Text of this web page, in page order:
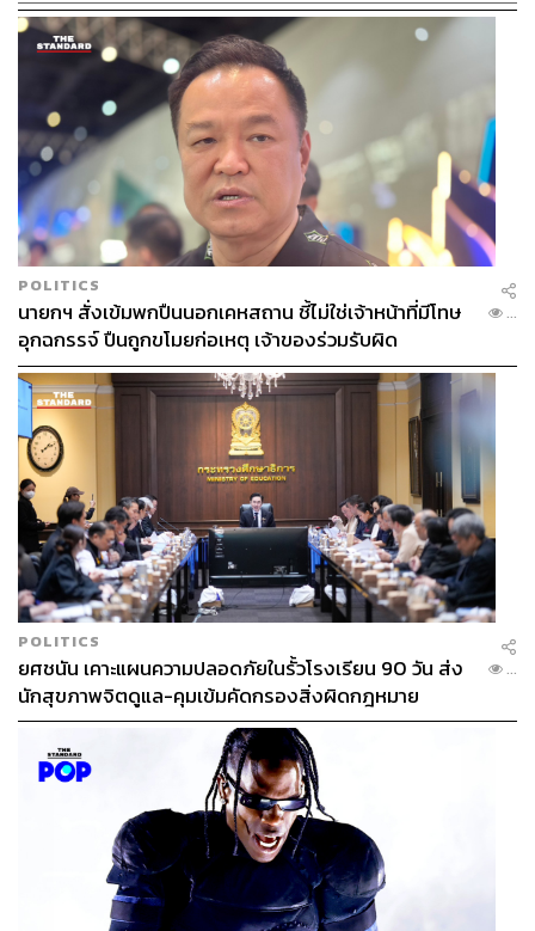
POLITICS
นายกฯ สั่งเข้มพกปืนนอกเคหสถาน ชี้ไม่ใช่เจ้าหน้าที่มีโทษ
อุกฉกรรจ์ ปืนถูกขโมยก่อเหตุ เจ้าของร่วมรับผิด
...
POLITICS
ยศชนัน เคาะแผนความปลอดภัยในรั้วโรงเรียน 90 วัน ส่ง
นักสุขภาพจิตดูแล-คุมเข้มคัดกรองสิ่งผิดกฎหมาย
...